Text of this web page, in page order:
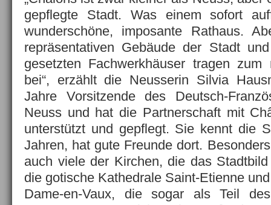
gepflegte Stadt. Was einem sofort
wunderschöne, imposante Rathaus.
repräsentativen Gebäude der Stadt
gesetzten Fachwerkhäuser tragen zum
bei“, erzählt die Neusserin Silvia
Jahre Vorsitzende des Deutsch-
Neuss und hat die Partnerschaft mit
unterstützt und gepflegt. Sie kennt die
Jahren, hat gute Freunde dort.
auch viele der Kirchen, die das
die gotische Kathedrale Saint-Etienne
Dame-en-Vaux, die sogar als Teil